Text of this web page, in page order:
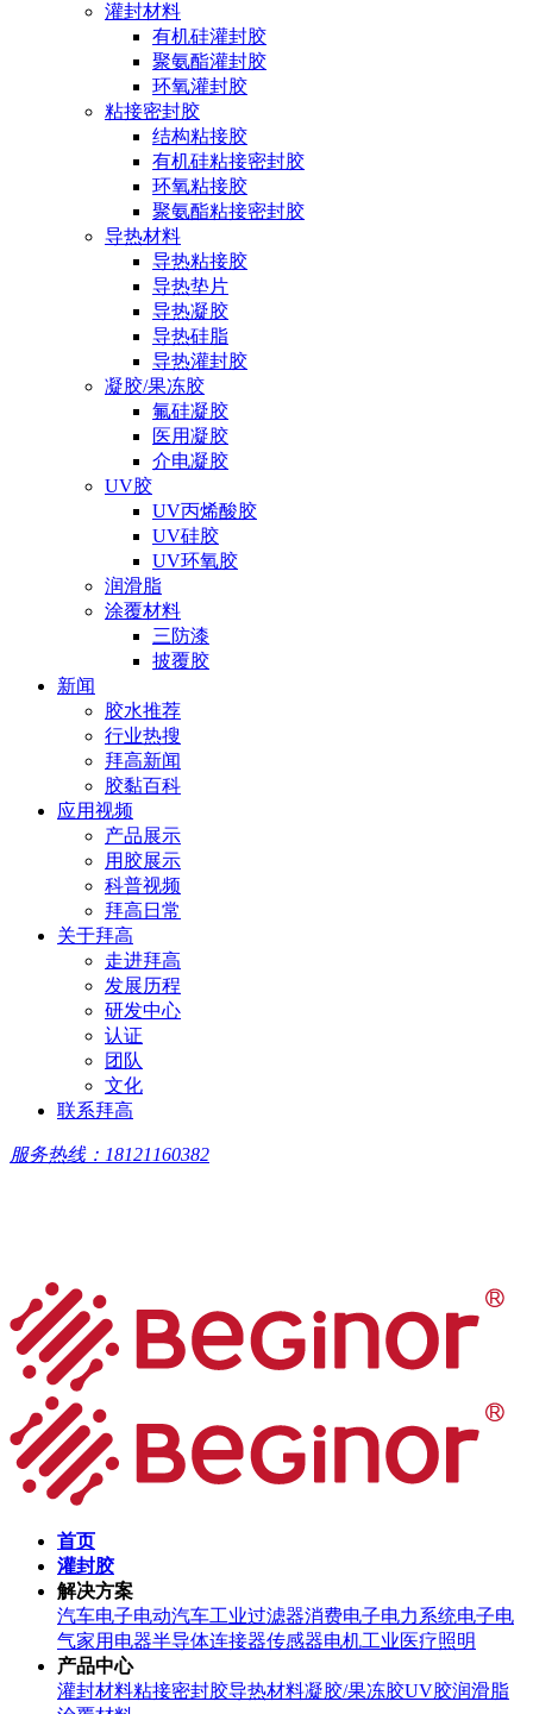
灌封材料
有机硅灌封胶
聚氨酯灌封胶
环氧灌封胶
粘接密封胶
结构粘接胶
有机硅粘接密封胶
环氧粘接胶
聚氨酯粘接密封胶
导热材料
导热粘接胶
导热垫片
导热凝胶
导热硅脂
导热灌封胶
凝胶/果冻胶
氟硅凝胶
医用凝胶
介电凝胶
UV胶
UV丙烯酸胶
UV硅胶
UV环氧胶
润滑脂
涂覆材料
三防漆
披覆胶
新闻
胶水推荐
行业热搜
拜高新闻
胶黏百科
应用视频
产品展示
用胶展示
科普视频
拜高日常
关于拜高
走进拜高
发展历程
研发中心
认证
团队
文化
联系拜高
服务热线：18121160382
首页
灌封胶
解决方案
汽车电子电动汽车工业过滤器消费电子电力系统电子电
气家用电器半导体连接器传感器电机工业医疗照明
产品中心
灌封材料粘接密封胶导热材料凝胶/果冻胶UV胶润滑脂